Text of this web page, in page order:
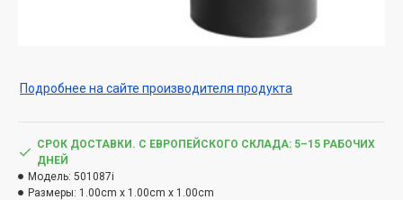
Подробнее на сайте производителя продукта
СРОК ДОСТАВКИ. С ЕВРОПЕЙСКОГО СКЛАДА: 5–15 РАБОЧИХ
ДНЕЙ
Модель: 501087i
Размеры: 1.00cm x 1.00cm x 1.00cm